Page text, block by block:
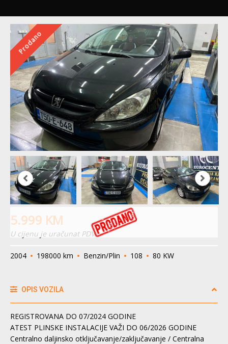
Prodano
5.999 KM
U cijenu je uračunat PDV
2004 198000 km Benzin/Plin 108 80 KW
OPIS VOZILA
REGISTROVANA DO 07/2024 GODINE
ATEST PLINSKE INSTALACIJE VAŽI DO 06/2026 GODINE
Centralno daljinsko otključavanje/zaključavanje / Centralna